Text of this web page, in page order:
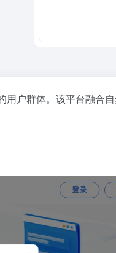
用户群体。该平台融合